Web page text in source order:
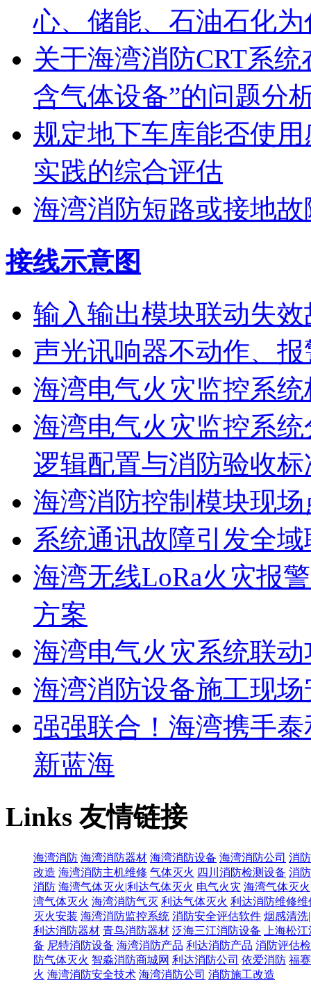
心、储能、石油石化
关于海湾消防CRT系
含气体设备”的问题分
规定地下车库能否使
实践的综合评估
海湾消防短路或接地
接线示意图
输入输出模块联动失效
声光讯响器不动作、
海湾电气火灾监控系
海湾电气火灾监控系
逻辑配置与消防验收标
海湾消防控制模块现
系统通讯故障引发全
海湾无线LoRa火灾报
方案
海湾电气火灾系统联
海湾消防设备施工现
强强联合！海湾携手
新蓝海
Links友情链接
海湾消防 海湾消防器材 海湾消防设备 海湾消防公司 消
改造 海湾消防主机维修 气体灭火 四川消防检测设备 消
消防 海湾气体灭火|利达气体灭火 电气火灾 海湾气体灭
湾气体灭火 海湾消防气灭 利达气体灭火 利达消防维修维
灭火安装 海湾消防监控系统 消防安全评估软件 烟感清洗
利达消防器材 青鸟消防器材 泛海三江消防设备
上海松
备 尼特消防设备 海湾消防产品 利达消防产品 消防评估
防气体灭火 智淼消防商城网 利达消防公司 依爱消防 福
火 海湾消防安全技术 海湾消防公司 消防施工改造